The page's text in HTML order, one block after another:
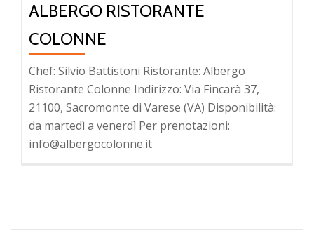
ALBERGO RISTORANTE
COLONNE
Chef: Silvio Battistoni Ristorante: Albergo
Ristorante Colonne Indirizzo: Via Fincarà 37,
21100, Sacromonte di Varese (VA) Disponibilità:
da martedì a venerdì Per prenotazioni:
info@albergocolonne.it